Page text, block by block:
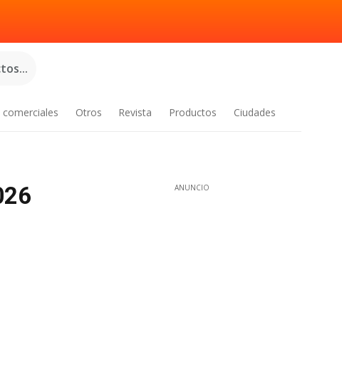
comerciales Otros Revista Productos Ciudades
ANUNCIO